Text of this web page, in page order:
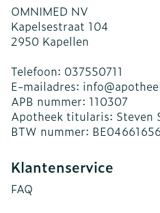
OMNIMED NV
Kapelsestraat 104
2950 Kapellen
Telefoon: 037550711
E-mailadres: info@
APB nummer: 110307
Apotheek titularis: Steven
BTW nummer:
Klantenservice
FAQ